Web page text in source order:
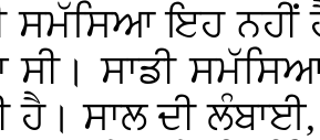
ਸਮੱਸਿਆ ਇਹ ਨਹੀਂ
ਸੀ। ਸਾਡੀ
ਹੈ। ਸਾਲ ਦੀ